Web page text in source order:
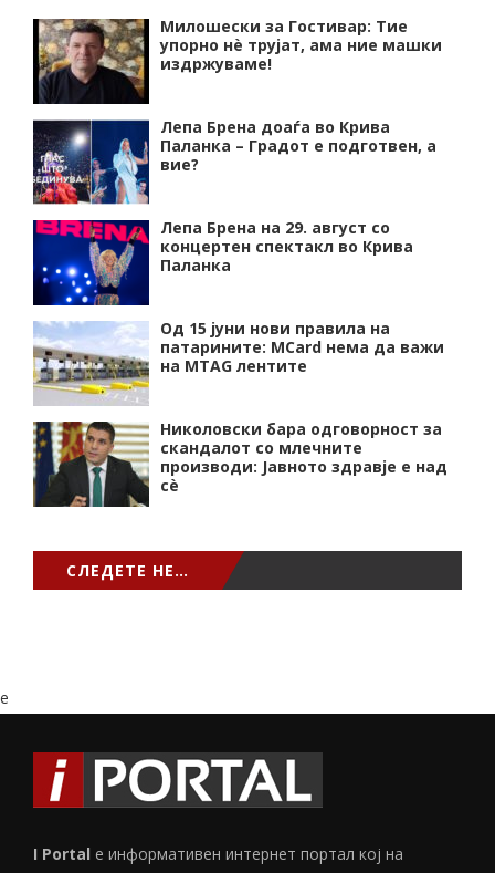
Милошески за Гостивар: Тие
упорно нѐ трујат, ама ние машки
издржуваме!
Лепа Брена доаѓа во Крива
Паланка – Градот е подготвен, а
вие?
Лепа Брена на 29. август со
концертен спектакл во Крива
Паланка
Од 15 јуни нови правила на
патарините: MCard нема да важи
на MTAG лентите
Николовски бара одговорност за
скандалот со млечните
производи: Јавното здравје е над
сѐ
СЛЕДЕТЕ НЕ…
e
I Portal е информативен интернет портал кој на